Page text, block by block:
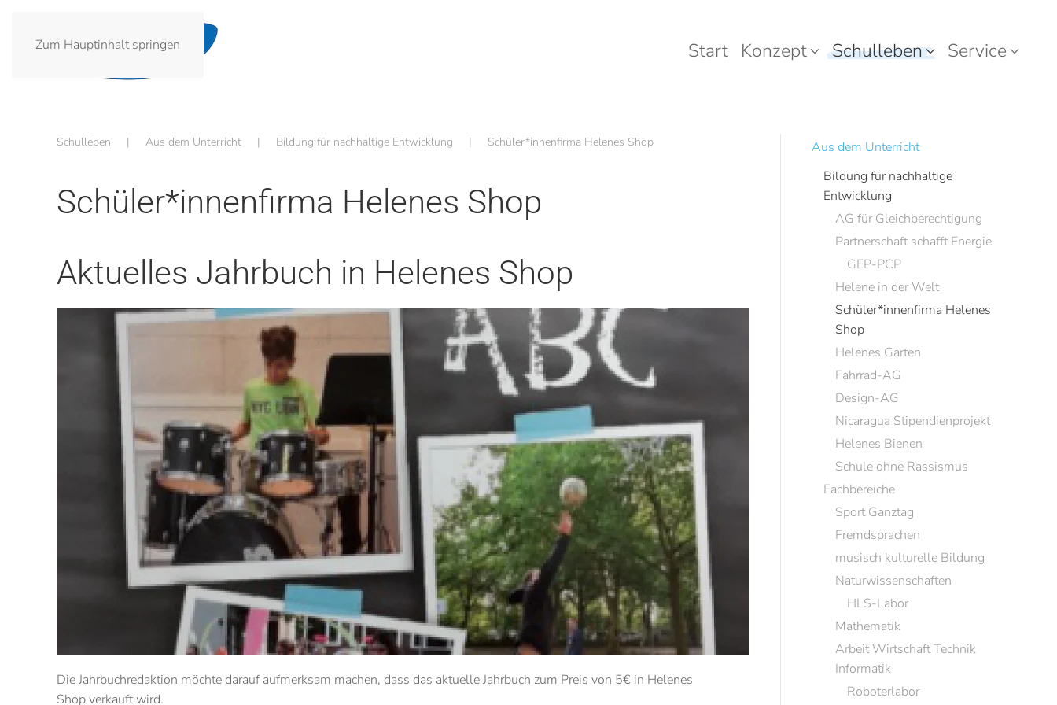
Zum Hauptinhalt springen Start Konzept Schulleben Service
Schulleben Aus dem Unterricht Bildung für nachhaltige Entwicklung Schüler*innenfirma Helenes Shop
Schüler*innenfirma Helenes Shop
Aktuelles Jahrbuch in Helenes Shop
Die Jahrbuchredaktion möchte darauf aufmerksam machen, dass das aktuelle Jahrbuch zum Preis von 5€ in Helenes
Shop verkauft wird.
Aus dem Unterricht
Bildung für nachhaltige
Entwicklung
AG für Gleichberechtigung
Partnerschaft schafft Energie
GEP-PCP
Helene in der Welt
Schüler*innenfirma Helenes
Shop
Helenes Garten
Fahrrad-AG
Design-AG
Nicaragua Stipendienprojekt
Helenes Bienen
Schule ohne Rassismus
Fachbereiche
Sport Ganztag
Fremdsprachen
musisch kulturelle Bildung
Naturwissenschaften
HLS-Labor
Mathematik
Arbeit Wirtschaft Technik
Informatik
Roboterlabor